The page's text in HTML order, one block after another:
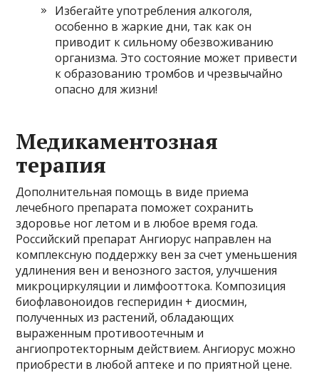
Избегайте употребления алкоголя,
особенно в жаркие дни, так как он
приводит к сильному обезвоживанию
организма. Это состояние может привести
к образованию тромбов и чрезвычайно
опасно для жизни!
Медикаментозная
терапия
Дополнительная помощь в виде приема
лечебного препарата поможет сохранить
здоровье ног летом и в любое время года.
Российский препарат Ангиорус направлен на
комплексную поддержку вен за счет уменьшения
удлинения вен и венозного застоя, улучшения
микроциркуляции и лимфооттока. Композиция
биофлавоноидов гесперидин + диосмин,
полученных из растений, обладающих
выраженным противоотечным и
ангиопротекторным действием. Ангиорус можно
приобрести в любой аптеке и по приятной цене.